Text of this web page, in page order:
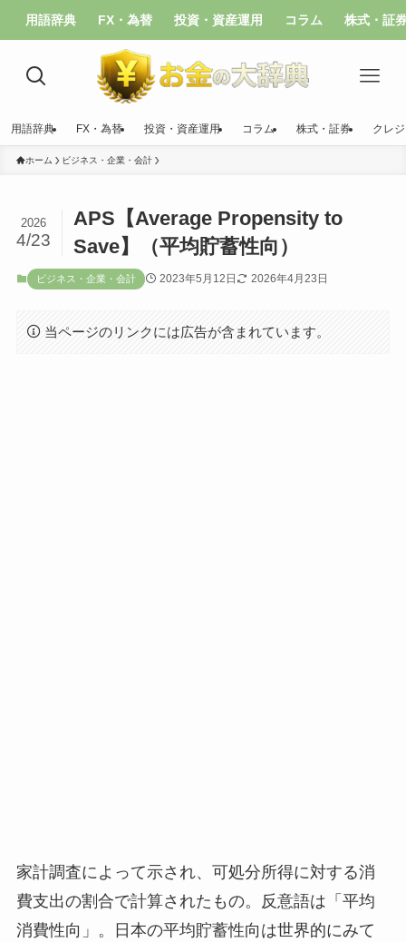
用語辞典 FX・為替 投資・資産運用 コラム 株式・証
用語辞典 FX・為替 投資・資産運用 コラム 株式・証券 クレ
ホーム ビジネス・企業・会計
APS【Average Propensity to
Save】（平均貯蓄性向）
2026
4/23
ビジネス・企業・会計 2023年5月12日 2026年4月23日
当ページのリンクには広告が含まれています。
家計調査によって示され、可処分所得に対する消
費支出の割合で計算されたもの。反意語は「平均
消費性向」。日本の平均貯蓄性向は世界的にみて